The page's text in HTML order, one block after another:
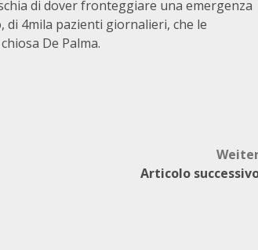
di dover fronteggiare una emergenza
4mila pazienti giornalieri, che le
De Palma.
Articolo